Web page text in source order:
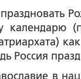
календарю
Россия
в